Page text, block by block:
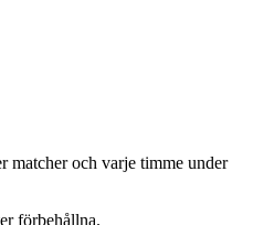
matcher och varje timme under
förbehållna.